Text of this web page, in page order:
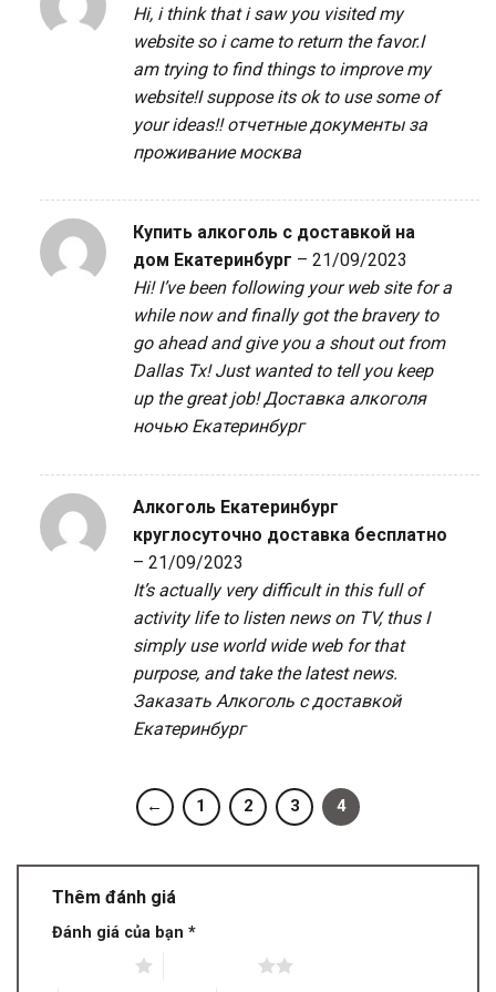
Hi, i think that i saw you visited my
website so i came to return the favor.I
am trying to find things to improve my
website!I suppose its ok to use some of
your ideas!!отчетные документы за
проживание москва
Купить алкоголь с доставкой на
дом Екатеринбург – 21/09/2023
Hi! I’ve been following your web site for a
while now and finally got the bravery to
go ahead and give you a shout out from
Dallas Tx! Just wanted to tell you keep
up the great job!Доставка алкоголя
ночью Екатеринбург
Алкоголь Екатеринбург
круглосуточно доставка бесплатно
– 21/09/2023
It’s actually very difficult in this full of
activity life to listen news on TV, thus I
simply use world wide web for that
purpose, and take the latest news.
Заказать Алкоголь с доставкой
Екатеринбург
← 1 2 3 4
Thêm đánh giá
Đánh giá của bạn *